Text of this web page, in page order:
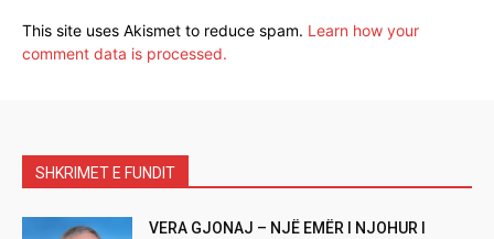
This site uses Akismet to reduce spam. Learn how your
comment data is processed.
SHKRIMET E FUNDIT
VERA GJONAJ – NJË EMËR I NJOHUR I